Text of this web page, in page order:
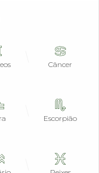
Câncer
Escorpião